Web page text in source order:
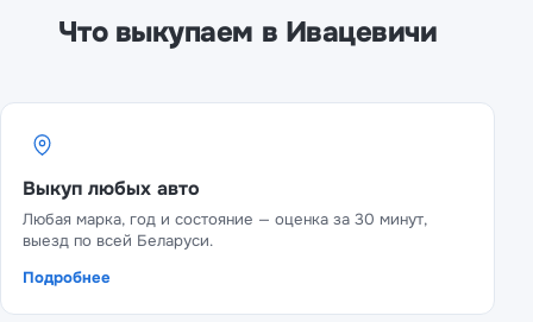
Что выкупаем в Ивацевичи
Выкуп любых авто
Любая марка, год и состояние — оценка за 30 минут,
выезд по всей Беларуси.
Подробнее